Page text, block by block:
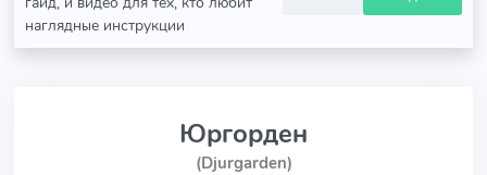
наглядные инструкции
Юргорден
(Djurgarden)